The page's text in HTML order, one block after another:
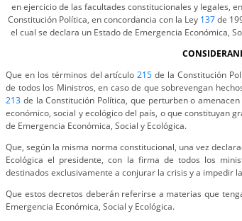
en ejercicio de las facultades constitucionales y legales,
Constitución Política, en concordancia con la Ley 137de
el cual se declara un Estado de Emergencia Económica,
Que en los términos del artículo215 de la Constitución
de todos los Ministros, en caso de que sobrevengan
213 de la Constitución Política, que perturben o
económico, social y ecológico del país, o que constituyan
de Emergencia Económica, Social y Ecológica.
Que, según la misma norma constitucional, una vez
Ecológica el presidente, con la firma de todos los
destinados exclusivamente a conjurar la crisis y a impedir
Que estos decretos deberán referirse a materias que
Emergencia Económica, Social y Ecológica.